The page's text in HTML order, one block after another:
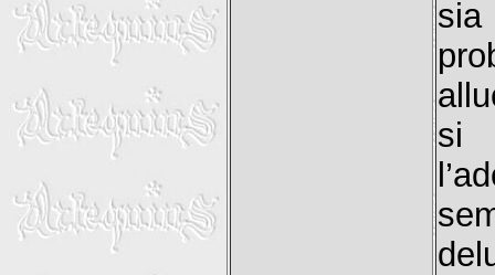
sia
si